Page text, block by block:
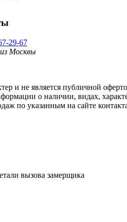
29-67
Москвы
и не является публичной
о наличии, видах,
по указанным на сайте
вызова замерщика